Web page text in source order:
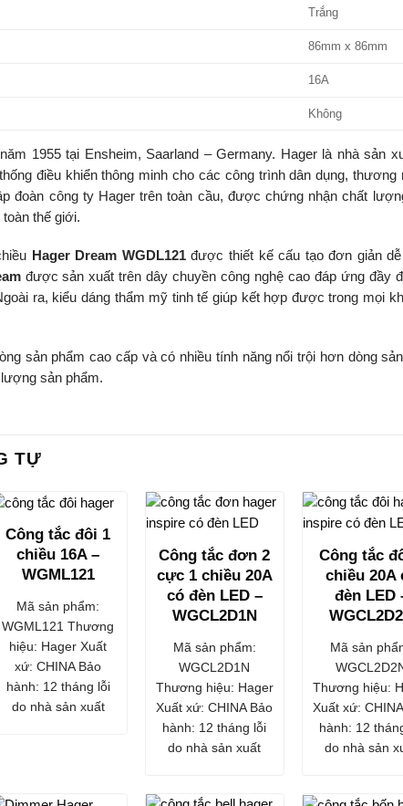
Trắng
86mm x 86mm
16A
Không
1955 tại Ensheim, Saarland – Germany. Hager là nhà sản
điều khiển thông minh cho các công trình dân dụng,
đoàn công ty Hager trên toàn cầu, được chứng nhận chất
thế giới.
Hager Dream WGDL121được thiết kế cấu tạo đơn giản
được sản xuất trên dây chuyền công nghệ cao đáp ứng đầy
ra, kiểu dáng thẩm mỹ tinh tế giúp kết hợp được trong mọi
sản phẩm cao cấp và có nhiều tính năng nổi trội hơn dòng
sản phẩm.
TỰ
Công tắc đôi 1
chiều 16A –
WGML121
Mã sản phẩm:
WGML121 Thương
hiệu: Hager Xuất
xứ: CHINA Bảo
hành: 12 tháng lỗi
do nhà sản xuất
Công tắc đơn 2
cực 1 chiều 20A
có đèn LED –
WGCL2D1N
Mã sản phẩm:
WGCL2D1N
Thương hiệu: Hager
Xuất xứ: CHINA Bảo
hành: 12 tháng lỗi
do nhà sản xuất
Công tắc
chiều 20A
đèn LED
Mã sản
Thương hiệu:
Xuất xứ:
hành: 12
do nhà sản